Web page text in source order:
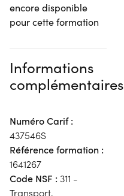
encore disponible
pour cette formation
Informations
complémentaires
Numéro Carif :
437546S
Référence formation :
1641267
Code NSF : 311 -
Transport,